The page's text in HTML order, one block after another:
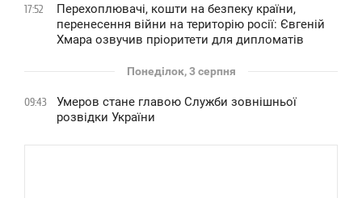
17:52
Перехоплювачі, кошти на безпеку країни,
перенесення війни на територію росії: Євгеній
Хмара озвучив пріоритети для дипломатів
Понеділок, 3 серпня
09:43
Умеров стане главою Служби зовнішньої
розвідки України